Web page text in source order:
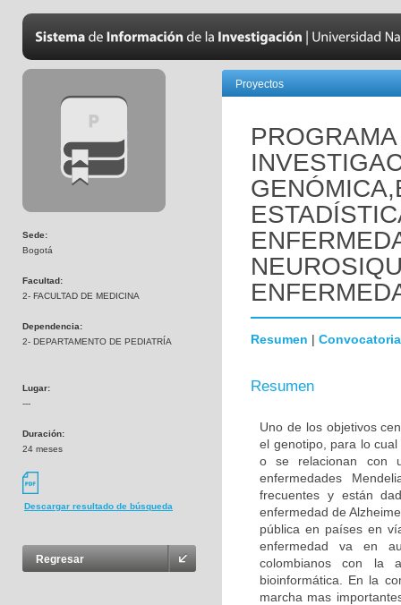
Sede:
Bogotá
Facultad:
2- FACULTAD DE MEDICINA
Dependencia:
2- DEPARTAMENTO DE PEDIATRÍA
Lugar:
---
Duración:
24 meses
Descargar resultado de búsqueda
Regresar
Proyectos
Resumen | Convocatoria
Resumen
Uno de los objetivos
el genotipo, para lo
o se relacionan con
enfermedades
frecuentes y están
enfermedad de
pública en países en
enfermedad va en
colombianos con la
bioinformática. En la
marcha mas